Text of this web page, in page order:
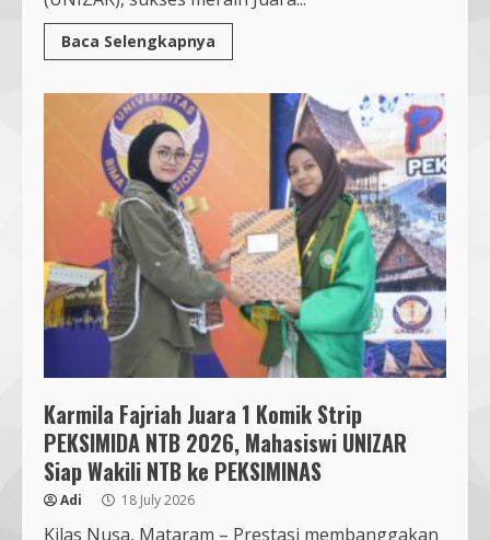
Baca Selengkapnya
Karmila Fajriah Juara 1 Komik Strip
PEKSIMIDA NTB 2026, Mahasiswi UNIZAR
Siap Wakili NTB ke PEKSIMINAS
Adi 18 July 2026
Kilas Nusa, Mataram – Prestasi membanggakan